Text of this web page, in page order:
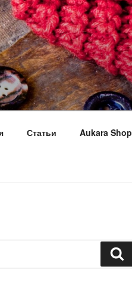
Статьи Aukara Shop